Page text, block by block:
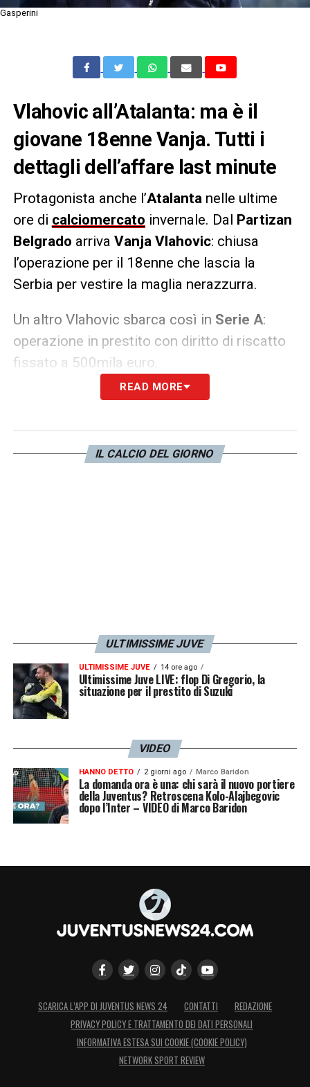
Gasperini
Vlahovic all’Atalanta: ma è il
giovane 18enne Vanja. Tutti i
dettagli dell’affare last minute
Protagonista anche l’Atalanta nelle ultime
ore di calciomercato invernale. Dal Partizan
Belgrado arriva Vanja Vlahovic: chiusa
l’operazione per il 18enne che lascia la
Serbia per vestire la maglia nerazzurra.
Un altro Vlahovic sbarca così in Serie A:
operazione in prestito con diritto di riscatto
fissato a 500mila euro.
LA PLAYLIST DELLE NOSTRE TOP NEWS
READ MORE
IL CALCIO DEL GIORNO
ULTIMISSIME JUVE
ULTIMISSIME JUVE 14 ore ago
Ultimissime Juve LIVE: flop Di Gregorio, la
situazione per il prestito di Suzuki
VIDEO
HANNO DETTO 2 giorni ago Marco Baridon
La domanda ora è una: chi sarà il nuovo portiere
della Juventus? Retroscena Kolo-Alajbegovic
dopo l’Inter – VIDEO di Marco Baridon
SCARICA L’APP DI JUVENTUS NEWS 24 CONTATTI
REDAZIONE
PRIVACY POLICY E TRATTAMENTO DEI DATI PERSONALI
INFORMATIVA ESTESA SUI COOKIE (COOKIE POLICY)
NETWORK SPORT REVIEW